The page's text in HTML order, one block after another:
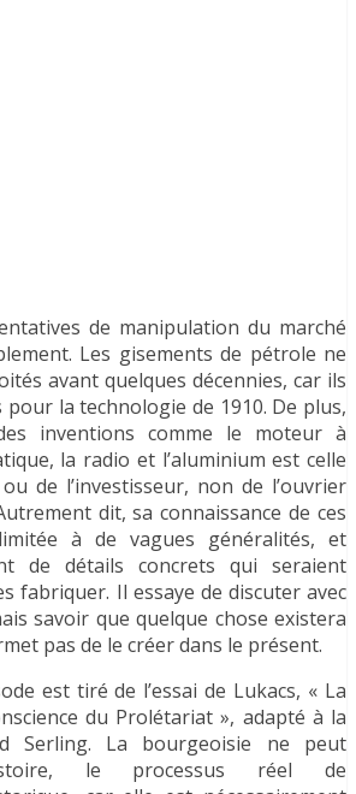
de manipulation du marché
Les gisements de pétrole ne
avant quelques décennies, car ils
la technologie de 1910. De plus,
inventions comme le moteur à
la radio et l’aluminium est celle
de l’investisseur, non de l’ouvrier
dit, sa connaissance de ces
à de vagues généralités, et
de détails concrets qui seraient
fabriquer. Il essaye de discuter avec
savoir que quelque chose existera
pas de le créer dans le présent.
est tiré de l’essai de Lukacs, « La
du Prolétariat », adapté à la
Serling. La bourgeoisie ne peut
le processus réel de